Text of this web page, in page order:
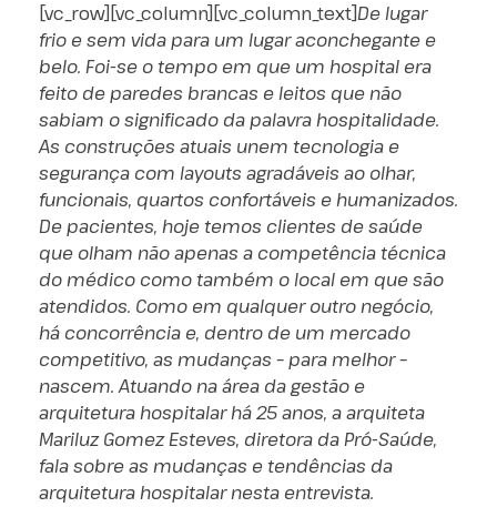
[vc_row][vc_column][vc_column_text]De lugar
frio e sem vida para um lugar aconchegante e
belo. Foi-se o tempo em que um hospital era
feito de paredes brancas e leitos que não
sabiam o significado da palavra hospitalidade.
As construções atuais unem tecnologia e
segurança com layouts agradáveis ao olhar,
funcionais, quartos confortáveis e humanizados.
De pacientes, hoje temos clientes de saúde
que olham não apenas a competência técnica
do médico como também o local em que são
atendidos. Como em qualquer outro negócio,
há concorrência e, dentro de um mercado
competitivo, as mudanças – para melhor –
nascem. Atuando na área da gestão e
arquitetura hospitalar há 25 anos, a arquiteta
Mariluz Gomez Esteves, diretora da Pró-Saúde,
fala sobre as mudanças e tendências da
arquitetura hospitalar nesta entrevista.